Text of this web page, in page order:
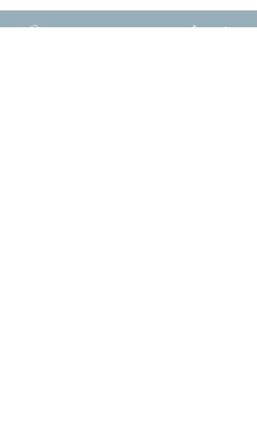
Cosa pensano i clienti